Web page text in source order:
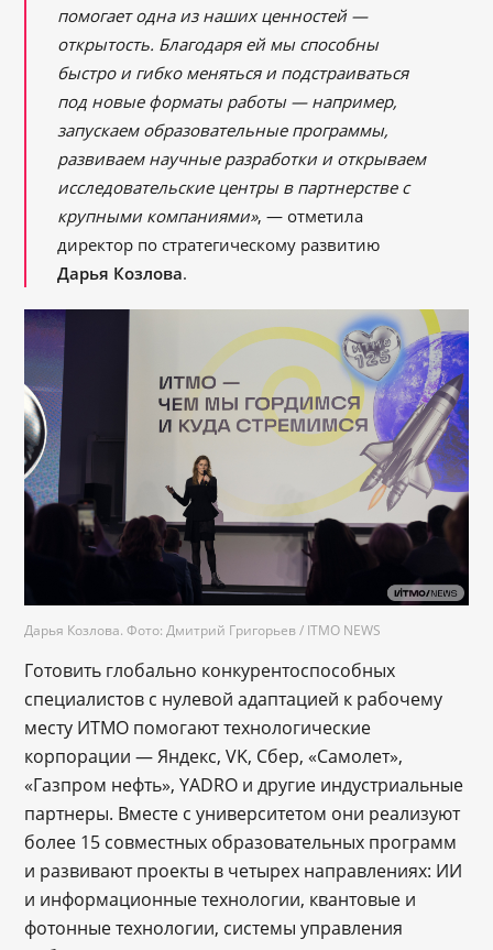
помогает одна из наших ценностей —
открытость. Благодаря ей мы способны
быстро и гибко меняться и подстраиваться
под новые форматы работы — например,
запускаем образовательные программы,
развиваем научные разработки и открываем
исследовательские центры в партнерстве с
крупными компаниями», — отметила
директор по стратегическому развитию
Дарья Козлова.
Дарья Козлова. Фото: Дмитрий Григорьев / ITMO NEWS
Готовить глобально конкурентоспособных
специалистов с нулевой адаптацией к рабочему
месту ИТМО помогают технологические
корпорации ― Яндекс, VK, Сбер, «Самолет»,
«Газпром нефть», YADRO и другие индустриальные
партнеры. Вместе с университетом они реализуют
более 15 совместных образовательных программ
и развивают проекты в четырех направлениях: ИИ
и информационные технологии, квантовые и
фотонные технологии, системы управления